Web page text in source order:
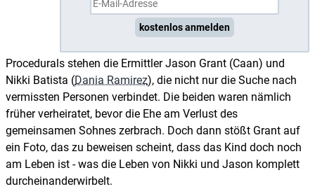
kostenlos anmelden
Procedurals stehen die Ermittler Jason Grant (Caan) und
Nikki Batista (Dania Ramirez), die nicht nur die Suche nach
vermissten Personen verbindet. Die beiden waren nämlich
früher verheiratet, bevor die Ehe am Verlust des
gemeinsamen Sohnes zerbrach. Doch dann stößt Grant auf
ein Foto, das zu beweisen scheint, dass das Kind doch noch
am Leben ist - was die Leben von Nikki und Jason komplett
durcheinanderwirbelt.